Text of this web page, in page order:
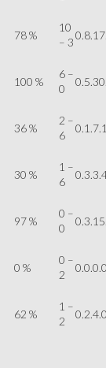
78 %
10
– 3
100 %
6 –
0
36 %
2 –
6
30 %
1 –
6
97 %
0 –
0
0 %
0 –
2
62 %
1 –
2